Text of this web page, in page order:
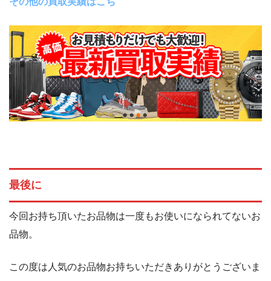
最後に
今回お持ち頂いたお品物は一度もお使いになられてないお
品物。
この度は人気のお品物お持ちいただきありがとうございま